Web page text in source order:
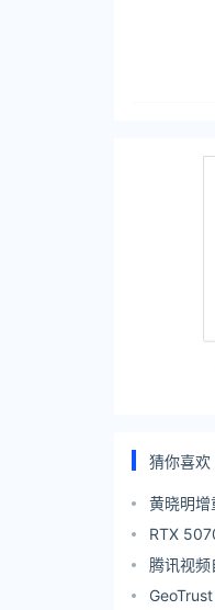
猜你喜欢
黄晓明
RTX
腾讯视频
播